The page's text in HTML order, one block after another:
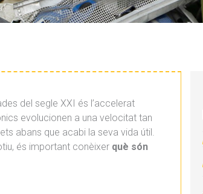
del segle XXI és l’accelerat
evolucionen a una velocitat tan
abans que acabi la seva vida útil.
és important conèixer què són